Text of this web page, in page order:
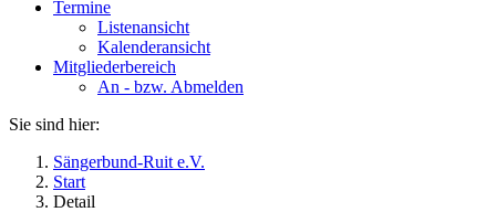
Termine
Listenansicht
Kalenderansicht
Mitgliederbereich
An - bzw. Abmelden
Sie sind hier:
Sängerbund-Ruit e.V.
Start
Detail